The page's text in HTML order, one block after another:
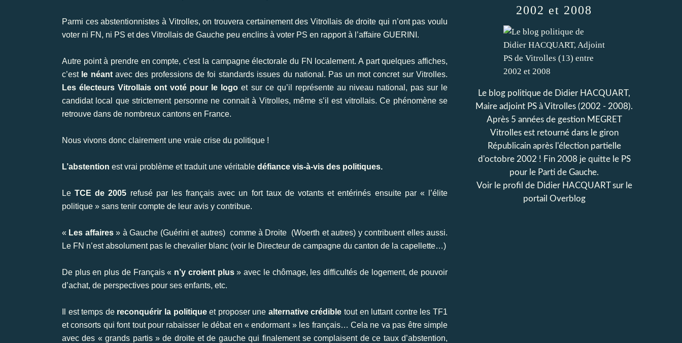
Parmi ces abstentionnistes à Vitrolles, on trouvera certainement des Vitrollais de droite qui n’ont pas voulu
voter ni FN, ni PS et des Vitrollais de Gauche peu enclins à voter PS en rapport à l’affaire GUERINI.
Autre point à prendre en compte, c’est la campagne électorale du FN localement. A part quelques affiches,
c’est le néantavec des professions de foi standards issues du national. Pas un mot concret sur Vitrolles.
Les électeurs Vitrollais ont voté pour le logo et sur ce qu’il représente au niveau national, pas sur le
candidat local que strictement personne ne connait à Vitrolles, même s’il est vitrollais. Ce phénomène se
retrouve dans de nombreux cantons en France.
Nous vivons donc clairement une vraie crise du politique !
L’abstention est vrai problème et traduit une véritable défiance vis-à-vis des politiques.
LeTCE de 2005 refusé par les français avec un fort taux de votants et entérinés ensuite par « l’élite
politique » sans tenir compte de leur avis y contribue.
« Les affaires» à Gauche (Guérini et autres) comme à Droite (Woerth et autres) y contribuent elles aussi.
Le FN n’est absolument pas le chevalier blanc (voir le Directeur de campagne du canton de la capellette…)
De plus en plus de Français « n’y croient plus» avec le chômage, les difficultés de logement, de pouvoir
d’achat, de perspectives pour ses enfants, etc.
Il est temps de reconquérir la politiqueet proposer une alternative crédible tout en luttant contre les TF1
et consorts qui font tout pour rabaisser le débat en « endormant » les français… Cela ne va pas être simple
avec des « grands partis » de droite et de gauche qui finalement se complaisent de ce taux d’abstention,
2002 et 2008
Le blog politique de Didier HACQUART,
Maire adjoint PS à Vitrolles (2002 - 2008).
Après 5 années de gestion MEGRET
Vitrolles est retourné dans le giron
Républicain après l'élection partielle
d'octobre 2002 ! Fin 2008 je quitte le PS
pour le Parti de Gauche.
Voir le profil de Didier HACQUARTsur le
portail Overblog